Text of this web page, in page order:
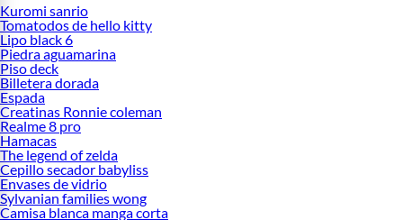
Kuromi sanrio
Tomatodos de hello kitty
Lipo black 6
Piedra aguamarina
Piso deck
Billetera dorada
Espada
Creatinas Ronnie coleman
Realme 8 pro
Hamacas
The legend of zelda
Cepillo secador babyliss
Envases de vidrio
Sylvanian families wong
Camisa blanca manga corta